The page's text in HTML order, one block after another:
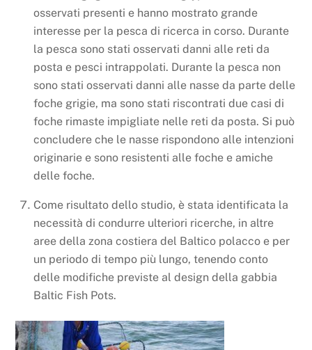
osservati presenti e hanno mostrato grande
interesse per la pesca di ricerca in corso. Durante
la pesca sono stati osservati danni alle reti da
posta e pesci intrappolati. Durante la pesca non
sono stati osservati danni alle nasse da parte delle
foche grigie, ma sono stati riscontrati due casi di
foche rimaste impigliate nelle reti da posta. Si può
concludere che le nasse rispondono alle intenzioni
originarie e sono resistenti alle foche e amiche
delle foche.
Come risultato dello studio, è stata identificata la
necessità di condurre ulteriori ricerche, in altre
aree della zona costiera del Baltico polacco e per
un periodo di tempo più lungo, tenendo conto
delle modifiche previste al design della gabbia
Baltic Fish Pots.